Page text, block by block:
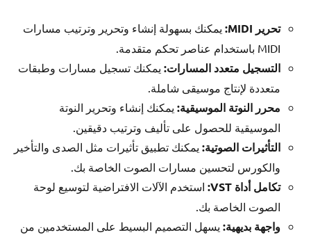
تحرير MIDI:
يمكنك بسهولة إنشاء وتحرير وترتيب مسارات
MIDI باستخدام عناصر تحكم متقدمة.
التسجيل متعدد المسارات: يمكنك تسجيل مسارات وطبقات
متعددة لإنتاج موسيقى شاملة.
محرر النوتة الموسيقية: يمكنك إنشاء وتحرير النوتة
الموسيقية للحصول على تأليف وترتيب دقيقين.
التأثيرات الصوتية: يمكنك تطبيق تأثيرات مثل الصدى والتأخير
والكورس لتحسين مسارات الصوت الخاصة بك.
تكامل أداة VST:
استخدم الآلات الافتراضية لتوسيع لوحة
الصوت الخاصة بك.
واجهة بديهية: يسهل التصميم البسيط على المستخدمين من